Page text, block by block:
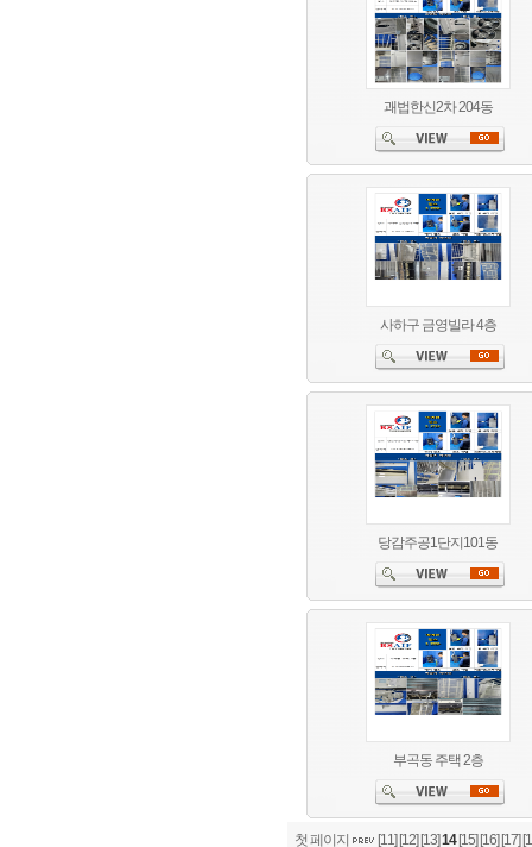
괘법한신2차 204동
사하구 금영빌라 4층
당감주공1단지101동
부곡동 주택 2층
첫 페이지 [11] [12] [13]14 [15] [16] [17]